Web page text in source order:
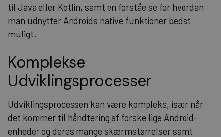
til Java eller Kotlin, samt en forståelse for hvordan
man udnytter Androids native funktioner bedst
muligt.
Komplekse
Udviklingsprocesser
Udviklingsprocessen kan være kompleks, især når
det kommer til håndtering af forskellige Android-
enheder og deres mange skærmstørrelser samt